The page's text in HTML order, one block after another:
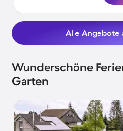
Alle Angebote
Wunderschöne
Garten